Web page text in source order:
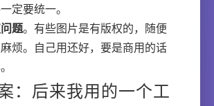
定要统一。
题。有些图片是有版权的，随便
烦。自己用还好，要是商用的话
：后来我用的一个工